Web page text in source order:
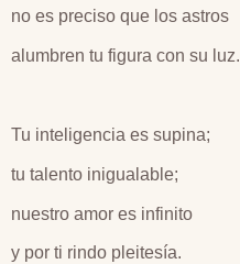
no es preciso que los astros
alumbren tu figura con su luz.
Tu inteligencia es supina;
tu talento inigualable;
nuestro amor es infinito
y por ti rindo pleitesía.